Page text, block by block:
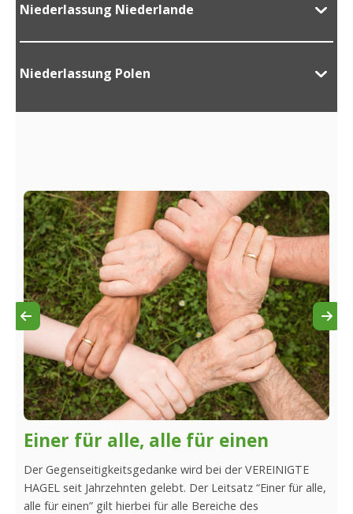
Niederlassung Niederlande
Niederlassung Polen
Einer für alle, alle für einen
Der Gegenseitigkeitsgedanke wird bei der VEREINIGTE
HAGEL seit Jahrzehnten gelebt. Der Leitsatz “Einer für alle,
alle für einen” gilt hierbei für alle Bereiche des